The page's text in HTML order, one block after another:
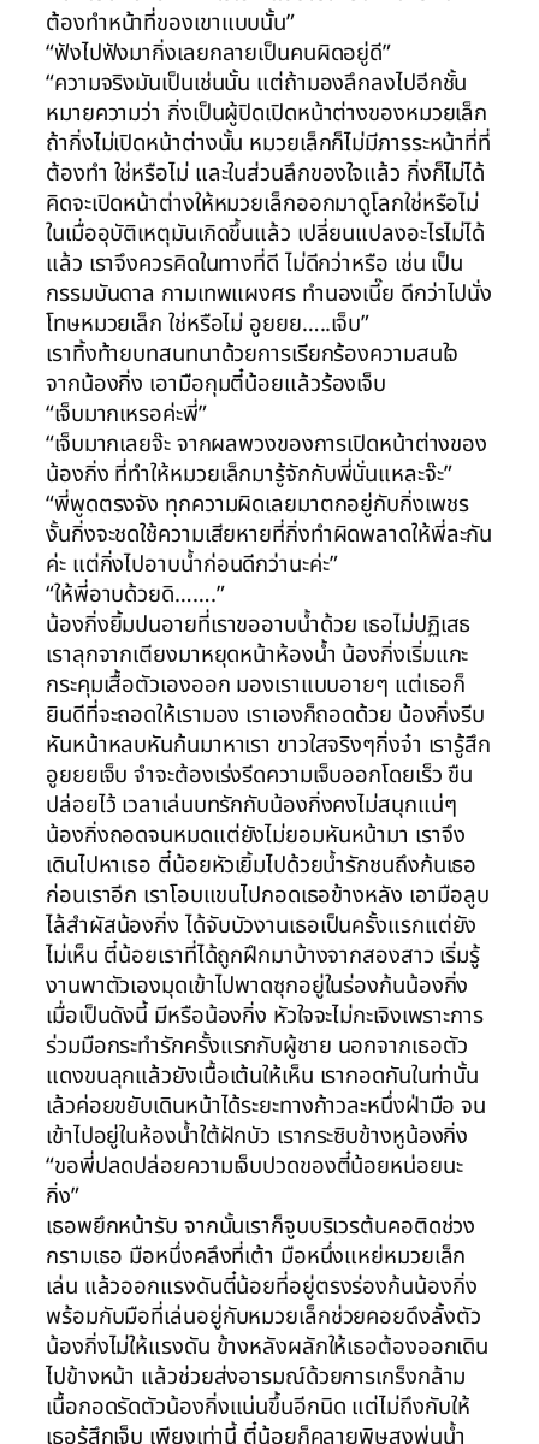
ต้องทำหน้าที่ของเขาแบบนั้น”
“ฟังไปฟังมากิ่งเลยกลายเป็นคนผิดอยู่ดี”
“ความจริงมันเป็นเช่นนั้น แต่ถ้ามองลึกลงไปอีกชั้น
หมายความว่า กิ่งเป็นผู้ปิดเปิดหน้าต่างของหมวยเล็ก
ถ้ากิ่งไม่เปิดหน้าต่างนั้น หมวยเล็กก็ไม่มีภารระหน้าที่ที่
ต้องทำ ใช่หรือไม่ และในส่วนลึกของใจแล้ว กิ่งก็ไม่ได้
คิดจะเปิดหน้าต่างให้หมวยเล็กออกมาดูโลกใช่หรือไม่
ในเมื่ออุบัติเหตุมันเกิดขึ้นแล้ว เปลี่ยนแปลงอะไรไม่ได้
แล้ว เราจึงควรคิดในทางที่ดี ไม่ดีกว่าหรือ เช่น เป็น
กรรมบันดาล กามเทพแผงศร ทำนองเนี๊ย ดีกว่าไปนั่ง
โทษหมวยเล็ก ใช่หรือไม่ อูยยย…..เจ็บ”
เราทิ้งท้ายบทสนทนาด้วยการเรียกร้องความสนใจ
จากน้องกิ่ง เอามือกุมตี๋น้อยแล้วร้องเจ็บ
“เจ็บมากเหรอค่ะพี่”
“เจ็บมากเลยจ๊ะ จากผลพวงของการเปิดหน้าต่างของ
น้องกิ่ง ที่ทำให้หมวยเล็กมารู้จักกับพี่นั่นแหละจ๊ะ”
“พี่พูดตรงจัง ทุกความผิดเลยมาตกอยู่กับกิ่งเพชร
งั้นกิ่งจะชดใช้ความเสียหายที่กิ่งทำผิดพลาดให้พี่ละกัน
ค่ะ แต่กิ่งไปอาบน้ำก่อนดีกว่านะค่ะ”
“ให้พี่อาบด้วยดิ…….”
น้องกิ่งยิ้มปนอายที่เราขออาบน้ำด้วย เธอไม่ปฏิเสธ
เราลุกจากเตียงมาหยุดหน้าห้องน้ำ น้องกิ่งเริ่มแกะ
กระคุมเสื้อตัวเองออก มองเราแบบอายๆ แต่เธอก็
ยินดีที่จะถอดให้เรามอง เราเองก็ถอดด้วย น้องกิ่งรีบ
หันหน้าหลบหันก้นมาหาเรา ขาวใสจริงๆกิ่งจ๋า เรารู้สึก
อูยยยเจ็บ จำจะต้องเร่งรีดความเจ็บออกโดยเร็ว ขืน
ปล่อยไว้ เวลาเล่นบทรักกับน้องกิ่งคงไม่สนุกแน่ๆ
น้องกิ่งถอดจนหมดแต่ยังไม่ยอมหันหน้ามา เราจึง
เดินไปหาเธอ ตี๋น้อยหัวเยิ้มไปด้วยน้ำรักชนถึงก้นเธอ
ก่อนเราอีก เราโอบแขนไปกอดเธอข้างหลัง เอามือลูบ
ไล้สำผัสน้องกิ่ง ได้จับบัวงานเธอเป็นครั้งแรกแต่ยัง
ไม่เห็น ตี๋น้อยเราที่ได้ถูกฝึกมาบ้างจากสองสาว เริ่มรู้
งานพาตัวเองมุดเข้าไปพาดซุกอยู่ในร่องก้นน้องกิ่ง
เมื่อเป็นดังนี้ มีหรือน้องกิ่ง หัวใจจะไม่กะเจิงเพราะการ
ร่วมมือกระทำรักครั้งแรกกับผู้ชาย นอกจากเธอตัว
แดงขนลุกแล้วยังเนื้อเต้นให้เห็น เรากอดกันในท่านั้น
เล้วค่อยขยับเดินหน้าได้ระยะทางก้าวละหนึ่งฝ่ามือ จน
เข้าไปอยู่ในห้องน้ำใต้ฝักบัว เรากระซิบข้างหูน้องกิ่ง
“ขอพี่ปลดปล่อยความเจ็บปวดของตี๋น้อยหน่อยนะ
กิ่ง”
เธอพยึกหน้ารับ จากนั้นเราก็จูบบริเวรต้นคอติดช่วง
กรามเธอ มือหนึ่งคลึงที่เต้า มือหนึ่งแหย่หมวยเล็ก
เล่น แล้วออกแรงดันตี๋น้อยที่อยู่ตรงร่องก้นน้องกิ่ง
พร้อมกับมือที่เล่นอยู่กับหมวยเล็กช่วยคอยดึงลั้งตัว
น้องกิ่งไม่ให้แรงดัน ข้างหลังผลักให้เธอต้องออกเดิน
ไปข้างหน้า แล้วช่วยส่งอารมณ์ด้วยการเกร็งกล้าม
เนื้อกอดรัดตัวน้องกิ่งแน่นขึ้นอีกนิด แต่ไม่ถึงกับให้
เธอรู้สึกเจ็บ เพียงเท่านี้ ตี๋น้อยก็คลายพิษสงพ่นน้ำ